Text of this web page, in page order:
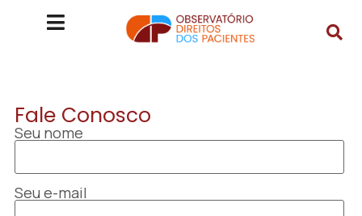
Fale Conosco
Seu nome
Seu e-mail